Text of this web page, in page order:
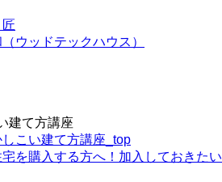
ウッドテックハウス）
建て方講座
こい建て方講座_top
を購入する方へ！加入しておきたい